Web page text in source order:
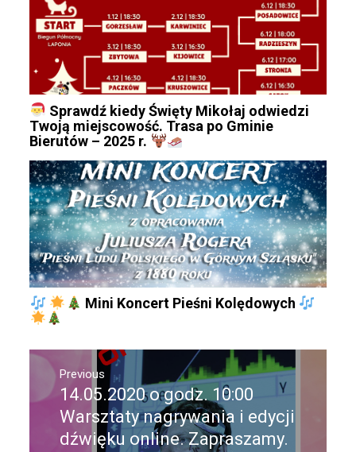
Sprawdź kiedy Święty Mikołaj odwiedzi
Twoją miejscowość. Trasa po Gminie
Bierutów – 2025 r.
Mini Koncert Pieśni Kolędowych
Nawigacja
wpisuPrevious
Previous
post:
14.05.2020 o godz. 10:00
Warsztaty nagrywania i edycji
dźwięku online. Zapraszamy.